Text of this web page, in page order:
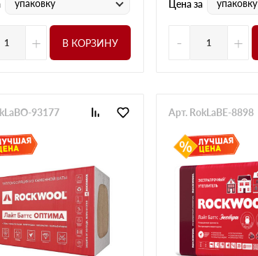
упаковку
+ В КОРЗИНУ
Цена за упаковку
- +
93177 Арт. RokLaBE-8898